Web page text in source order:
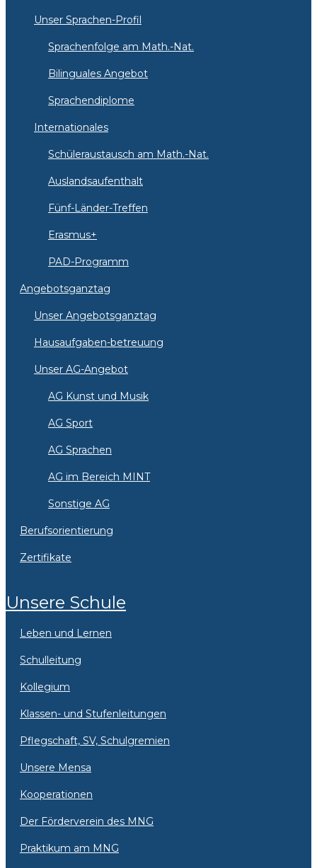
Unser Sprachen-Profil
Sprachenfolge am Math.-Nat.
Bilinguales Angebot
Sprachendiplome
Internationales
Schüleraustausch am Math.-Nat.
Auslandsaufenthalt
Fünf-Länder-Treffen
Erasmus+
PAD-Programm
Angebotsganztag
Unser Angebotsganztag
Hausaufgaben-betreuung
Unser AG-Angebot
AG Kunst und Musik
AG Sport
AG Sprachen
AG im Bereich MINT
Sonstige AG
Berufsorientierung
Zertifikate
Unsere Schule
Leben und Lernen
Schulleitung
Kollegium
Klassen- und Stufenleitungen
Pflegschaft, SV, Schulgremien
Unsere Mensa
Kooperationen
Der Förderverein des MNG
Praktikum am MNG